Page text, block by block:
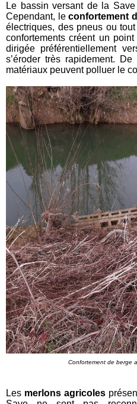
Le bassin versant de la
Cependant, leconfortement
électriques, des pneus ou
confortements créent un
dirigée préférentiellement
s’éroder très rapidement.
matériaux peuvent polluer le
Confortement de berge
Les merlons agricoles